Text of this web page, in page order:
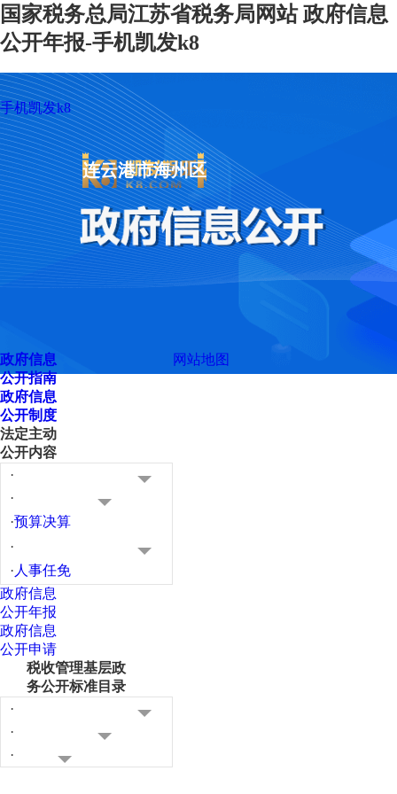
国家税务总局江苏省税务局网站 政府信息
公开年报-手机凯发k8
手机凯发k8
连云港市海州区
政府信息
公开指南
政府信息
公开制度
法定主动
公开内容
·
·
·预算决算
·
· 人事任免
政府信息
公开年报
政府信息
公开申请
税收管理基层政
务公开标准目录
·
·
·
网站地图